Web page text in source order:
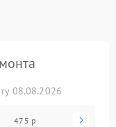
08.08.2026
475 р